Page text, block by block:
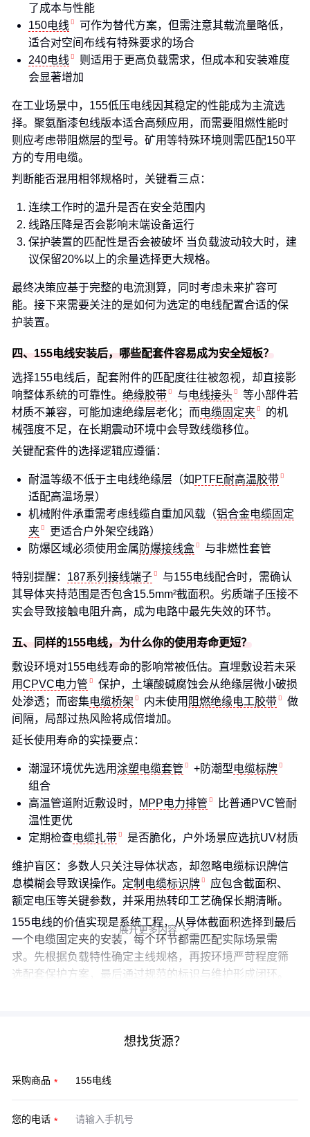
了成本与性能
150电线
可作为替代方案，但需注意其载流量略低，
适合对空间布线有特殊要求的场合
240电线
则适用于更高负载需求，但成本和安装难度
会显著增加
在工业场景中，155低压电线因其稳定的性能成为主流选
择。聚氨酯漆包线版本适合高频应用，而需要阻燃性能时
则应考虑带阻燃层的型号。矿用等特殊环境则需匹配150平
方的专用电缆。
判断能否混用相邻规格时，关键看三点：
连续工作时的温升是否在安全范围内
线路压降是否会影响末端设备运行
保护装置的匹配性是否会被破坏 当负载波动较大时，建
议保留20%以上的余量选择更大规格。
最终决策应基于完整的电流测算，同时考虑未来扩容可
能。接下来需要关注的是如何为选定的电线配置合适的保
护装置。
四、155电线安装后，哪些配套件容易成为安全短板？
选择155电线后，配套附件的匹配度往往被忽视，却直接影
响整体系统的可靠性。 绝缘胶带 与电线接头
等小部件若
材质不兼容，可能加速绝缘层老化；而电缆固定夹
的机
械强度不足，在长期震动环境中会导致线缆移位。
关键配套件的选择逻辑应遵循：
耐温等级不低于主电线绝缘层（如 PTFE耐高温胶带
适配高温场景）
机械附件承重需考虑线缆自重加风载（铝合金电缆固定
夹
更适合户外架空线路）
防爆区域必须使用金属 防爆接线盒 与非燃性套管
特别提醒： 187系列接线端子
与155电线配合时，需确认
其导体夹持范围是否包含15.5mm²截面积。劣质端子压接不
实会导致接触电阻升高，成为电路中最先失效的环节。
五、同样的155电线，为什么你的使用寿命更短？
敷设环境对155电线寿命的影响常被低估。直埋敷设若未采
用CPVC电力管
保护，土壤酸碱腐蚀会从绝缘层微小破损
处渗透；而密集电缆桥架 内未使用 阻燃绝缘电工胶带
做
间隔，局部过热风险将成倍增加。
延长使用寿命的实操要点：
潮湿环境优先选用涂塑电缆套管 +防潮型电缆标牌
组合
高温管道附近敷设时，
MPP电力排管
比普通PVC管耐
温性更优
定期检查电缆扎带 是否脆化，户外场景应选抗UV材质
维护盲区：多数人只关注导体状态，却忽略电缆标识牌信
息模糊会导致误操作。 定制电缆标识牌
应包含截面积、
额定电压等关键参数，并采用热转印工艺确保长期清晰。
155电线的价值实现是系统工程，从导体截面积选择到最后
一个电缆固定夹的安装，每个环节都需匹配实际场景需
求。先根据负载特性确定主线规格，再按环境严苛程度筛
选配套保护方案，最后通过规范的标识与维护形成闭环。
展开更多内容 
想找货源？
采购商品
您的电话